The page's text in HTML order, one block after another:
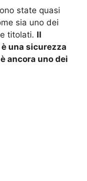
state quasi
sia uno dei
titolati. Il
una sicurezza
ancora uno dei